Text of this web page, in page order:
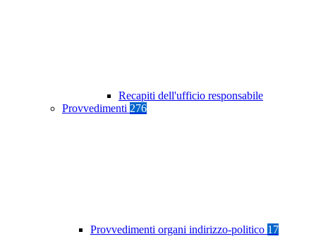
Recapiti dell'ufficio responsabile
Provvedimenti 276
Provvedimenti organi indirizzo-politico 17